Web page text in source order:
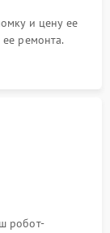
и цену ее
ремонта.
робот-